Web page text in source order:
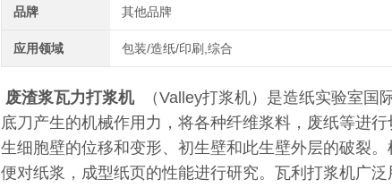
品牌 其他品牌
应用领域 包装/造纸/印刷,综合
废渣浆瓦力打浆机（Valley打浆机）是造纸实验室国
底刀产生的机械作用力，将各种纤维浆料，废纸等进
生细胞壁的位移和变形、初生壁和此生壁外层的破裂
便对纸浆，成型纸页的性能进行研究。瓦利打浆机广